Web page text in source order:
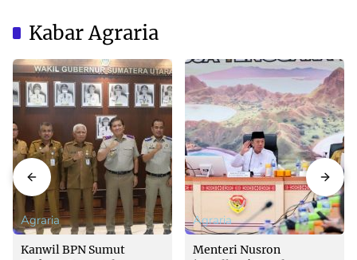
Pendekatan
Kewilayahan
Kabar Agraria
Agraria
Kanwil BPN Sumut
Agraria
Menteri Nusron